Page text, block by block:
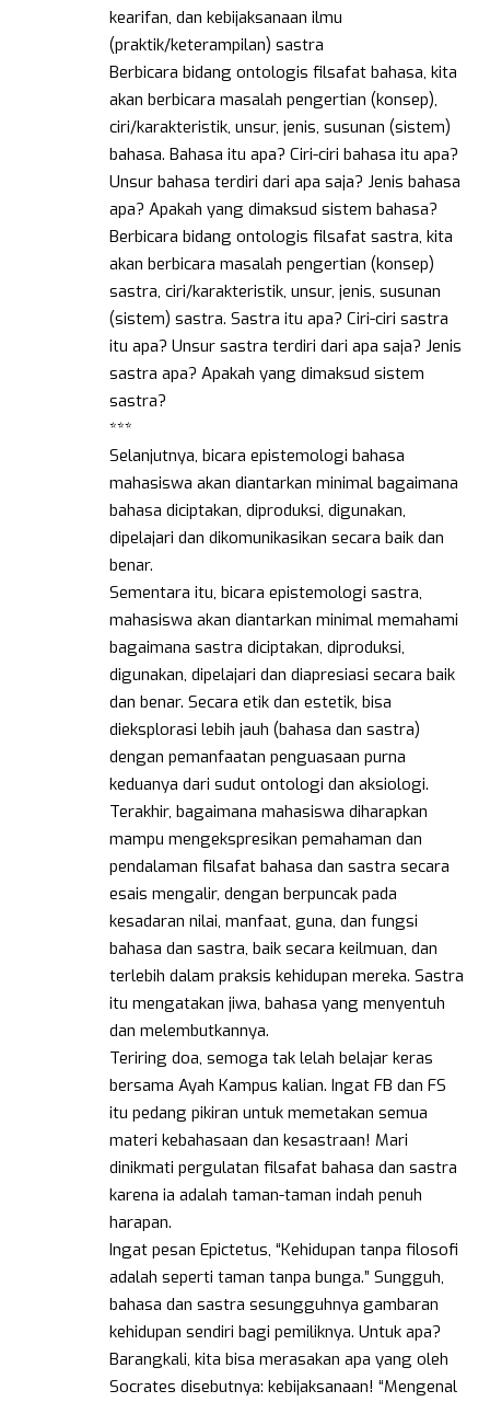
kearifan, dan kebijaksanaan ilmu
(praktik/keterampilan) sastra
Berbicara bidang ontologis filsafat bahasa, kita
akan berbicara masalah pengertian (konsep),
ciri/karakteristik, unsur, jenis, susunan (sistem)
bahasa. Bahasa itu apa? Ciri-ciri bahasa itu apa?
Unsur bahasa terdiri dari apa saja? Jenis bahasa
apa? Apakah yang dimaksud sistem bahasa?
Berbicara bidang ontologis filsafat sastra, kita
akan berbicara masalah pengertian (konsep)
sastra, ciri/karakteristik, unsur, jenis, susunan
(sistem) sastra. Sastra itu apa? Ciri-ciri sastra
itu apa? Unsur sastra terdiri dari apa saja? Jenis
sastra apa? Apakah yang dimaksud sistem
sastra?
***
Selanjutnya, bicara epistemologi bahasa
mahasiswa akan diantarkan minimal bagaimana
bahasa diciptakan, diproduksi, digunakan,
dipelajari dan dikomunikasikan secara baik dan
benar.
Sementara itu, bicara epistemologi sastra,
mahasiswa akan diantarkan minimal memahami
bagaimana sastra diciptakan, diproduksi,
digunakan, dipelajari dan diapresiasi secara baik
dan benar. Secara etik dan estetik, bisa
dieksplorasi lebih jauh (bahasa dan sastra)
dengan pemanfaatan penguasaan purna
keduanya dari sudut ontologi dan aksiologi.
Terakhir, bagaimana mahasiswa diharapkan
mampu mengekspresikan pemahaman dan
pendalaman filsafat bahasa dan sastra secara
esais mengalir, dengan berpuncak pada
kesadaran nilai, manfaat, guna, dan fungsi
bahasa dan sastra, baik secara keilmuan, dan
terlebih dalam praksis kehidupan mereka. Sastra
itu mengatakan jiwa, bahasa yang menyentuh
dan melembutkannya.
Teriring doa, semoga tak lelah belajar keras
bersama Ayah Kampus kalian. Ingat FB dan FS
itu pedang pikiran untuk memetakan semua
materi kebahasaan dan kesastraan! Mari
dinikmati pergulatan filsafat bahasa dan sastra
karena ia adalah taman-taman indah penuh
harapan.
Ingat pesan Epictetus, “Kehidupan tanpa filosofi
adalah seperti taman tanpa bunga.” Sungguh,
bahasa dan sastra sesungguhnya gambaran
kehidupan sendiri bagi pemiliknya. Untuk apa?
Barangkali, kita bisa merasakan apa yang oleh
Socrates disebutnya: kebijaksanaan! “Mengenal